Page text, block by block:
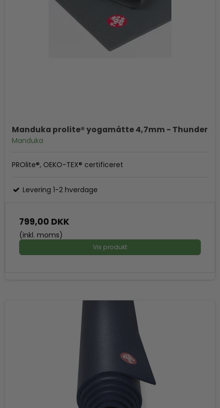
Manduka prolite® yogamåtte 4,7mm - Thunder
Manduka
PROlite®, OEKO-TEX® certificeret
Levering 1-2 hverdage
799,00 DKK
(inkl. moms)
Vis produkt